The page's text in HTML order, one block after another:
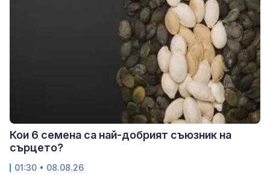
Кои 6 семена са най-добрият съюзник на
сърцето?
01:30 • 08.08.26